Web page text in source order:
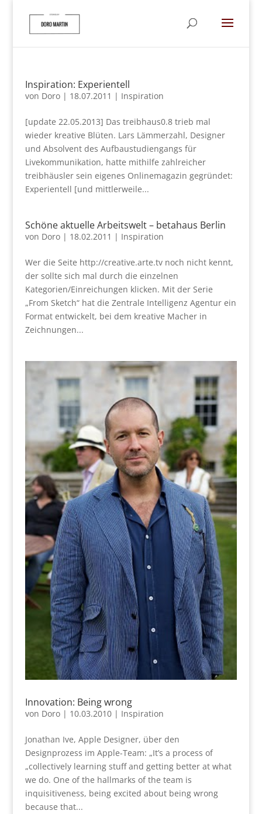
Inspiration: Experientell
von Doro| 18.07.2011 | Inspiration
[update 22.05.2013] Das treibhaus0.8 trieb mal
wieder kreative Blüten. Lars Lämmerzahl, Designer
und Absolvent des Aufbaustudiengangs für
Livekommunikation, hatte mithilfe zahlreicher
treibhäusler sein eigenes Onlinemagazin gegründet:
Experientell [und mittlerweile...
Schöne aktuelle Arbeitswelt – betahaus Berlin
von Doro| 18.02.2011 | Inspiration
Wer die Seite http://creative.arte.tv noch nicht kennt,
der sollte sich mal durch die einzelnen
Kategorien/Einreichungen klicken. Mit der Serie
„From Sketch“ hat die Zentrale Intelligenz Agentur ein
Format entwickelt, bei dem kreative Macher in
Zeichnungen...
Innovation: Being wrong
von Doro| 10.03.2010| Inspiration
Jonathan Ive, Apple Designer, über den
Designprozess im Apple-Team: „It’s a process of
„collectively learning stuff and getting better at what
we do. One of the hallmarks of the team is
inquisitiveness, being excited about being wrong
because that...